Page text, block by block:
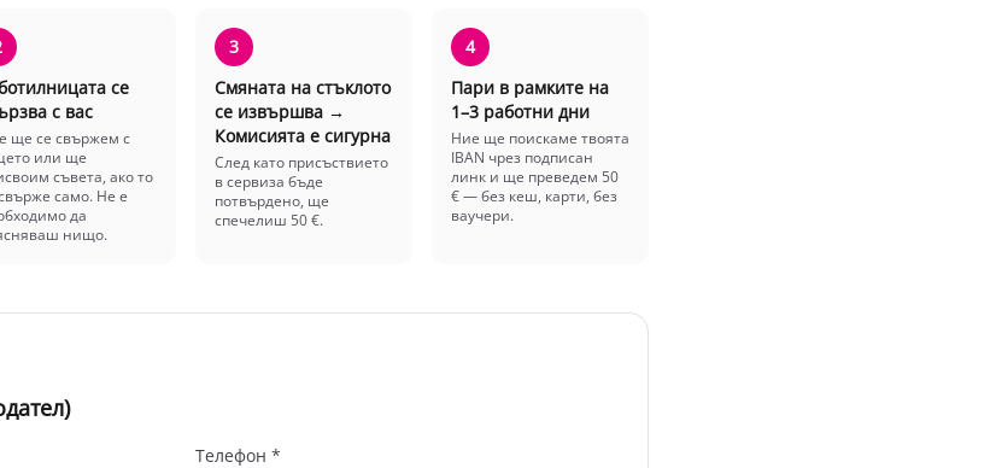
се
с вас
ще се свържем с
или ще
съвета, ако то
само. Не е
да
нищо.
3
Смяната на стъклото
се извършва →
Комисията е сигурна
След като присъствието
в сервиза бъде
потвърдено, ще
спечелиш 50 €.
4
Пари в рамките на
1–3 работни дни
Ние ще поискаме твоята
IBAN чрез подписан
линк и ще преведем 50
€ — без кеш, карти, без
ваучери.
Телефон *